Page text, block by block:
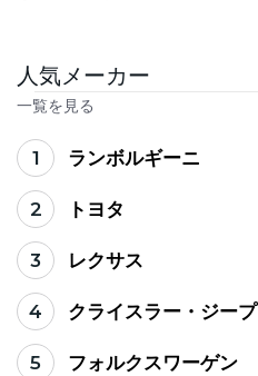
人気メーカー
一覧を見る
1 ランボルギーニ
2 トヨタ
3 レクサス
4 クライスラー・ジープ
5 フォルクスワーゲン